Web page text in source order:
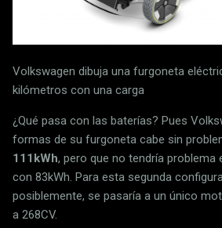
Volkswagen dibuja una furgoneta
kilómetros con una carga
¿Qué pasa con las baterías? Pues
formas de su furgoneta cabe sin
111kWh, pero que no tendría problema
con 83kWh. Para esta segunda
posiblemente, se pasaría a un único
a 268CV.